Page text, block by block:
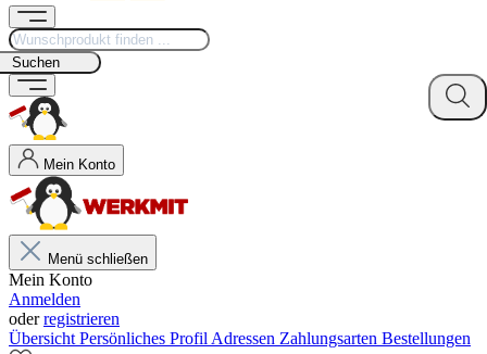
Suchen
Mein Konto
Menü schließen
Mein Konto
Anmelden
oderregistrieren
Übersicht Persönliches Profil Adressen Zahlungsarten Bestellungen